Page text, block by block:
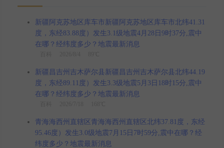
新疆阿克苏地区库车市新疆阿克苏地区库车市北纬41.31
度，东经83.88度）发生3.1级地震4月28日9时37分,震中
在哪？经纬度多少？地震最新消息
新疆昌吉州吉木萨尔县新疆昌吉州吉木萨尔县北纬44.19
度，东经89.11度）发生3.3级地震5月3日18时15分,震中
在哪？经纬度多少？地震最新消息
青海海西州直辖区青海海西州直辖区北纬37.81度，东经
95.46度）发生3.0级地震7月15日7时59分,震中在哪？经
纬度多少？地震最新消息